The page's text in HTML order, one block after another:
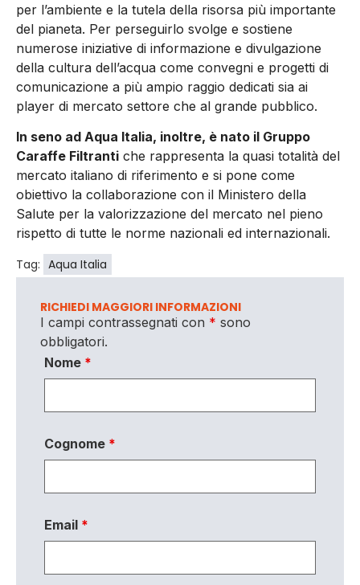
per l’ambiente e la tutela della risorsa più importante
del pianeta. Per perseguirlo svolge e sostiene
numerose iniziative di informazione e divulgazione
della cultura dell’acqua come convegni e progetti di
comunicazione a più ampio raggio dedicati sia ai
player di mercato settore che al grande pubblico.
In seno ad Aqua Italia, inoltre, è nato il Gruppo
Caraffe Filtranti che rappresenta la quasi totalità del
mercato italiano di riferimento e si pone come
obiettivo la collaborazione con il Ministero della
Salute per la valorizzazione del mercato nel pieno
rispetto di tutte le norme nazionali ed internazionali.
Tag: Aqua Italia
RICHIEDI MAGGIORI INFORMAZIONI
I campi contrassegnati con * sono
obbligatori.
Nome *
Cognome *
Email *